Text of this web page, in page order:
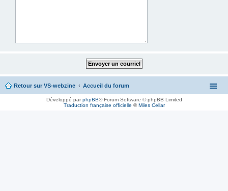
Retour sur VS-webzine Accueil du forum
Développé parphpBB® Forum Software © phpBB Limited
Traduction française officielle ©Miles Cellar